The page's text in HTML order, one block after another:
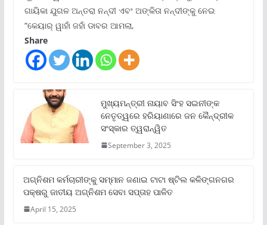
ଗାୟିକା ଯୁଗଳ ଅନ୍ତରା ନନ୍ଦୀ ଏବଂ ଅଙ୍କିତା ନନ୍ଦୀଙ୍କୁ ନେଇ
“କେୟାର୍ ୱାହାଁ ଜହାଁ ଡାବର ଆମଲା,
Share
ମୁଖ୍ୟମନ୍ତ୍ରୀ ନାୟାବ ସିଂହ ସଇନୀଙ୍କ
ନେତୃତ୍ୱରେ ହରିୟାଣାରେ ଜନ କୈନ୍ଦ୍ରୀକ
ସଂସ୍କାର ତ୍ୱରାନ୍ୱିତ
September 3, 2025
ଅଗ୍ନିଶମ କର୍ମଚାରୀଙ୍କୁ ସମ୍ମାନ ଜଣାଇ ଟାଟା ଷ୍ଟିଲ କଳିଙ୍ଗନଗର
ପକ୍ଷରୁ ଜାତୀୟ ଅଗ୍ନିଶମ ସେବା ସପ୍ତାହ ପାଳିତ
April 15, 2025